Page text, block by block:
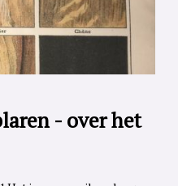
- over het